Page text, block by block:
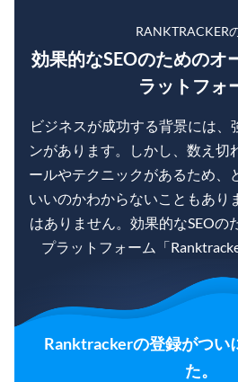
RANKTRACKER
効果的なSEOのためのオ
ラットフォ
ビジネスが成功する背景には、
ンがあります。しかし、数え切
ールやテクニックがあるため、
いいのかわからないこともあり
はありません。効果的なSEOの
プラットフォーム「
Ranktrackerの登録がつい
た。